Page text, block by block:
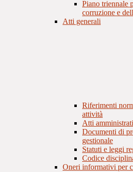
Piano triennale
corruzione e
Atti generali
Riferimenti
attività
Atti
Documenti di
gestionale
Statuti e leggi
Codice
Oneri informativi per